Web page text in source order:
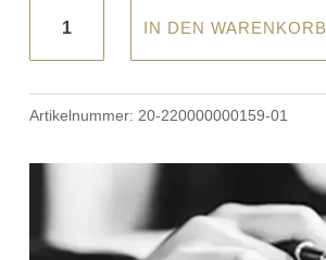
"Indian
Summer"
IN DEN WARENKORB
Artikelnummer: 20-220000000159-01